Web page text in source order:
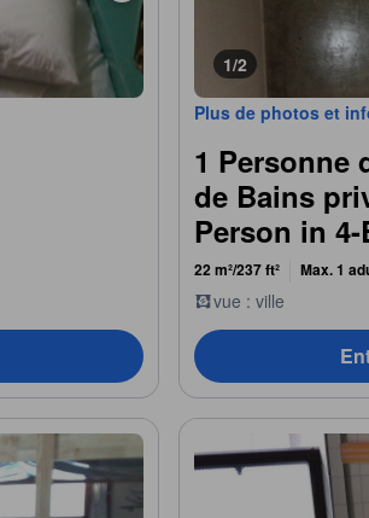
1/2
Plus de photos et
1 Personne
de Bains
Person in
Bathroom -
22 m²/237 ft² Max. 1
vue : ville